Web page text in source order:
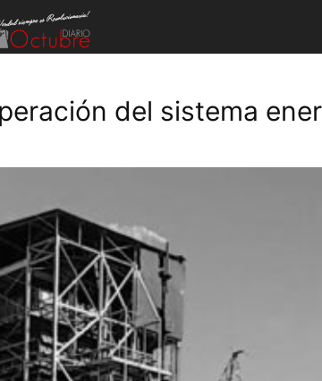
del sistema